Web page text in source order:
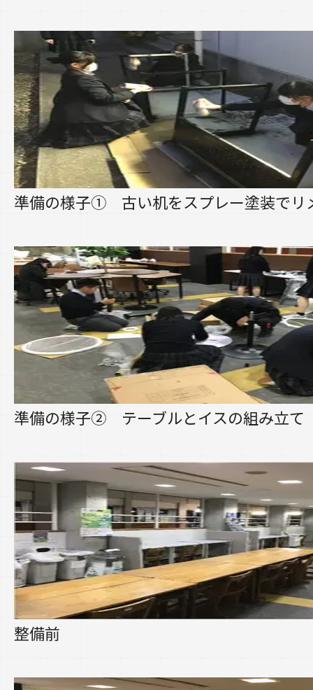
準備の様子① 古い机をスプレー塗装でリ
準備の様子② テーブルとイスの組み立て
整備前